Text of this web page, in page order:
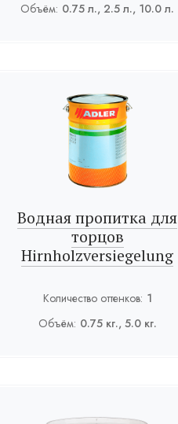
Объём: 0.75 л., 2.5 л., 10.0 л.
Водная пропитка для
торцов
Hirnholzversiegelung
Количество оттенков: 1
Объём: 0.75 кг., 5.0 кг.